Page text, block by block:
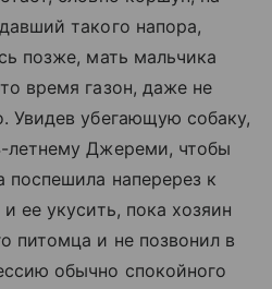
такого напора,
позже, мать мальчика
время газон, даже не
Увидев убегающую собаку,
летнему Джереми, чтобы
наперерез к
ее укусить, пока хозяин
питомца и не позвонил в
обычно спокойного